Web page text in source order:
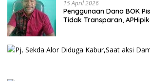
15 April 2026
Penggunaan Dana BOK
Tidak Transparan,